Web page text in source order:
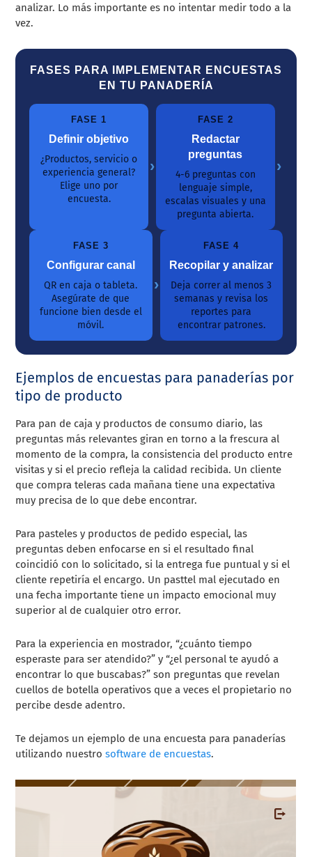
analizar. Lo más importante es no intentar medir todo a la
vez.
FASES PARA IMPLEMENTAR ENCUESTAS
EN TU PANADERÍA
FASE 1
Definir objetivo
¿Productos, servicio o
experiencia general?
Elige uno por
encuesta.
›
FASE 2
Redactar
preguntas
4-6 preguntas con
lenguaje simple,
escalas visuales y una
pregunta abierta.
›
FASE 3
Configurar canal
QR en caja o tableta.
Asegúrate de que
funcione bien desde el
móvil.
›
FASE 4
Recopilar y analizar
Deja correr al menos 3
semanas y revisa los
reportes para
encontrar patrones.
Ejemplos de encuestas para panaderías por
tipo de producto
Para pan de caja y productos de consumo diario, las
preguntas más relevantes giran en torno a la frescura al
momento de la compra, la consistencia del producto entre
visitas y si el precio refleja la calidad recibida. Un cliente
que compra teleras cada mañana tiene una expectativa
muy precisa de lo que debe encontrar.
Para pasteles y productos de pedido especial, las
preguntas deben enfocarse en si el resultado final
coincidió con lo solicitado, si la entrega fue puntual y si el
cliente repetiría el encargo. Un pasttel mal ejecutado en
una fecha importante tiene un impacto emocional muy
superior al de cualquier otro error.
Para la experiencia en mostrador, “¿cuánto tiempo
esperaste para ser atendido?” y “¿el personal te ayudó a
encontrar lo que buscabas?” son preguntas que revelan
cuellos de botella operativos que a veces el propietario no
percibe desde adentro.
Te dejamos un ejemplo de una encuesta para panaderías
utilizando nuestrosoftware de encuestas.